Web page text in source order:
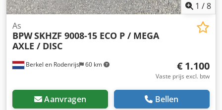
1 /8
Berkel en Rodenrijs 60 km
As
BPWSKHZF 9008-15 ECO P / MEGA
AXLE / DISC
€ 1.100
Vaste prijs excl. btw
Aanvragen Bellen